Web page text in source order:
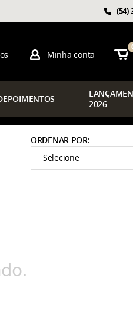
(54)
Minha conta
LAN
2026
ORDENAR POR
Selecione